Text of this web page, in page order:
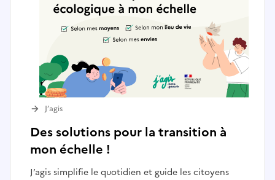
Des solutions pour la transition à
mon échelle !
J’agis simplifie le quotidien et guide les citoyens
J’agis